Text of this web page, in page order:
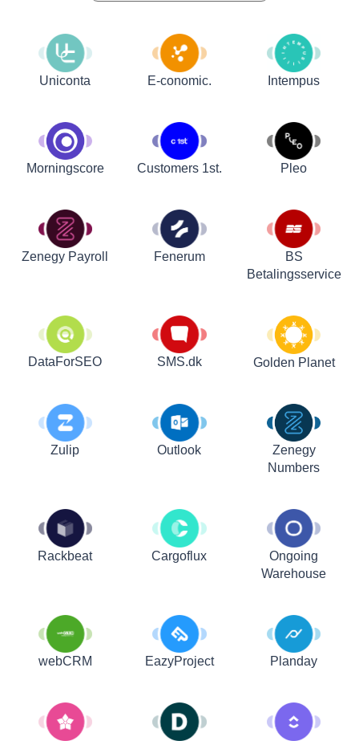
Uniconta E-conomic. Intempus
Morningscore Customers 1st. Pleo
Zenegy Payroll Fenerum
BS
Betalingsservice
DataForSEO SMS.dk Golden Planet
Zulip Outlook
Zenegy
Numbers
Rackbeat Cargoflux
Ongoing
Warehouse
webCRM EazyProject Planday